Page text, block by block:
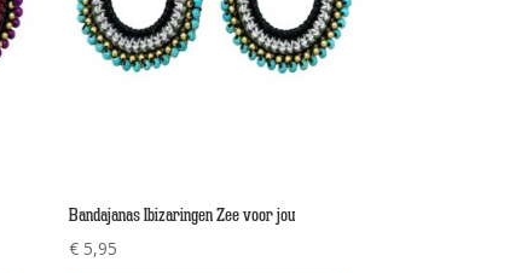
Bandajanas Ibizaringen Zee voor jou
€5,95